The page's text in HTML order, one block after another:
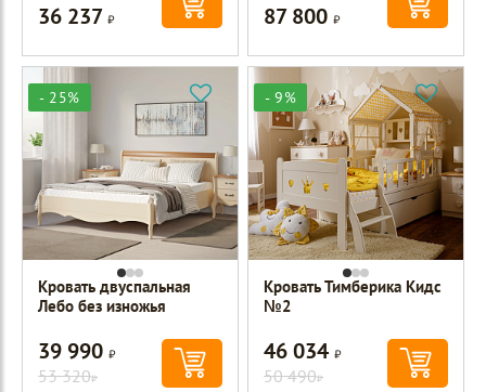
36 237Р 87 800Р
- 25%
Кровать двуспальная
Лебо без изножья
39 990Р
53 320Р
- 9%
Кровать Тимберика Кидс
№2
46 034Р
50 490Р